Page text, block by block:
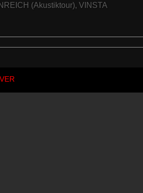
(Akustiktour), VINSTA